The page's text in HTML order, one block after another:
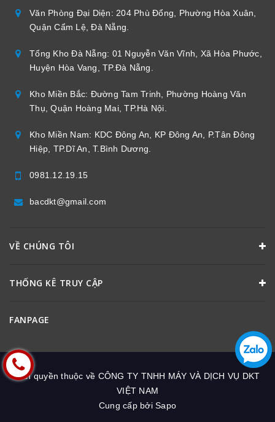
Văn Phòng Đại Diện: 204 Phù Đổng, Phường Hòa Xuân,
Quận Cẩm Lệ, Đà Nẵng.
Tổng Kho Đà Nẵng: 01 Nguyễn Văn Vĩnh, Xã Hòa Phước,
Huyện Hòa Vang, TP.Đà Nẵng.
Kho Miền Bắc: Đường Tam Trinh, Phường Hoàng Văn
Thụ, Quận Hoàng Mai, TP.Hà Nội.
Kho Miền Nam: KDC Đông An, KP Đông An, P.Tân Đông
Hiệp, TP.Dĩ An, T.Bình Dương.
0981.12.19.15
bacdkt@gmail.com
VỀ CHÚNG TÔI
THỐNG KÊ TRUY CẬP
FANPAGE
Bản quyền thuộc về CÔNG TY TNHH MÁY VÀ DỊCH VỤ DKT
VIỆT NAM
Cung cấp bởiSapo